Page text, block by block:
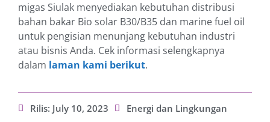
migas Siulak menyediakan kebutuhan distribusi
bahan bakar Bio solar B30/B35 dan marine fuel oil
untuk pengisian menunjang kebutuhan industri
atau bisnis Anda. Cek informasi selengkapnya
dalam laman kami berikut.
Rilis: July 10, 2023 Energi dan Lingkungan